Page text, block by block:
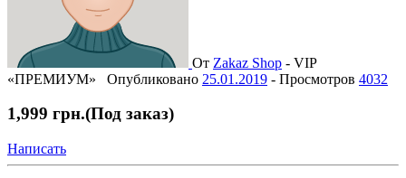
От Zakaz Shop - VIP
«ПРЕМИУМ»
Опубликовано 25.01.2019 - Просмотров 4032
1,999 грн.(Под заказ)
Написать